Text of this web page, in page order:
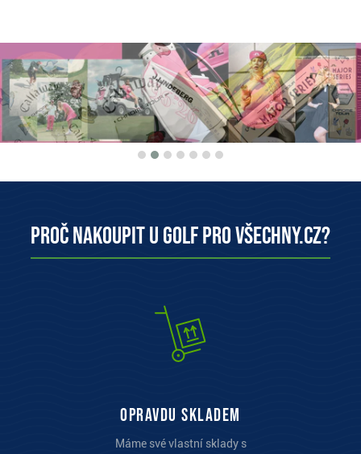
Proč nakoupit u Golf pro všechny.cz?
opravdu skladem
Máme své vlastní sklady s